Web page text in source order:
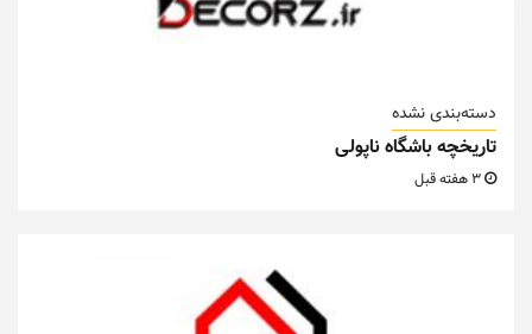
دسته‌بندی نشده
تاریخچه باشگاه ناپولی